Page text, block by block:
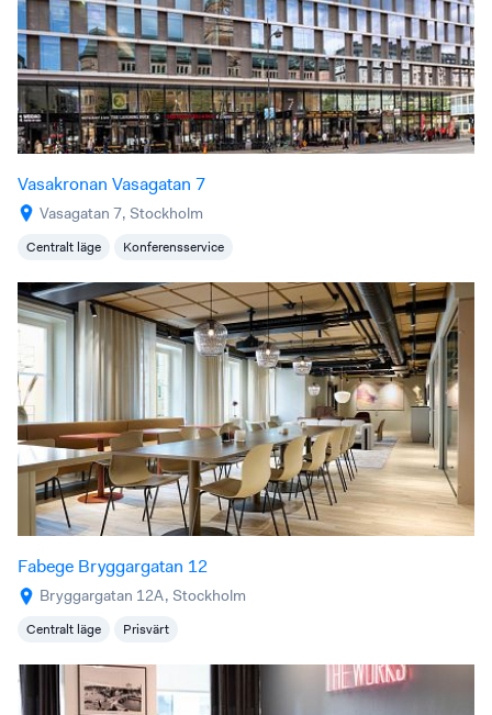
Vasakronan Vasagatan 7
Vasagatan 7, Stockholm
Centralt läge Konferensservice
Fabege Bryggargatan 12
Bryggargatan 12A, Stockholm
Centralt läge Prisvärt